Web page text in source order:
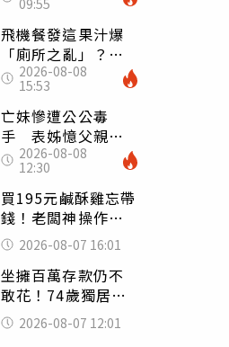
搶錢先下手是罪
09:55
飛機餐發這果汁爆
「廁所之亂」？乘
客崩潰：差點丟大
臉 醫揭3類人別亂
喝
2026-08-08
15:53
亡妹慘遭公公毒
手 表姊憶父親節
前夕：小舅舅仍到
殯儀館陪她說話
2026-08-08
12:30
買195元鹹酥雞忘帶
錢！老闆神操作
「倒找5元」 全網
看哭：這就是台灣
2026-08-07 16:01
坐擁百萬存款仍不
敢花！74歲獨居翁
「1餐只吃1片吐
司」 半年後暴瘦
2026-08-07 12:01